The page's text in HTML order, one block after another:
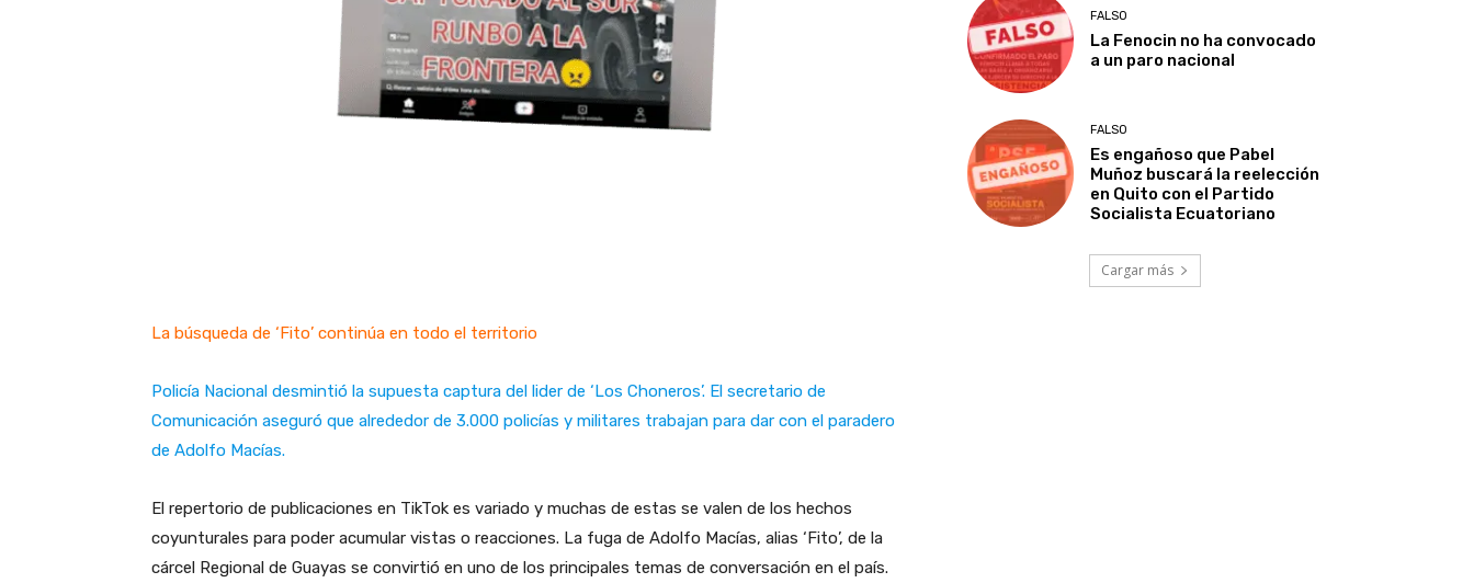
La búsqueda de ‘Fito’ continúa en todo el territorio
Policía Nacional desmintió la supuesta captura del lider de ‘Los Choneros’. El secretario de
Comunicación aseguró que alrededor de 3.000 policías y militares trabajan para dar con el paradero
de Adolfo Macías.
El repertorio de publicaciones en TikTok es variado y muchas de estas se valen de los hechos
coyunturales para poder acumular vistas o reacciones. La fuga de Adolfo Macías, alias ‘Fito’, de la
cárcel Regional de Guayas se convirtió en uno de los principales temas de conversación en el país.
FALSO
La Fenocin no ha convocado
a un paro nacional
FALSO
Es engañoso que Pabel
Muñoz buscará la reelección
en Quito con el Partido
Socialista Ecuatoriano
Cargar más